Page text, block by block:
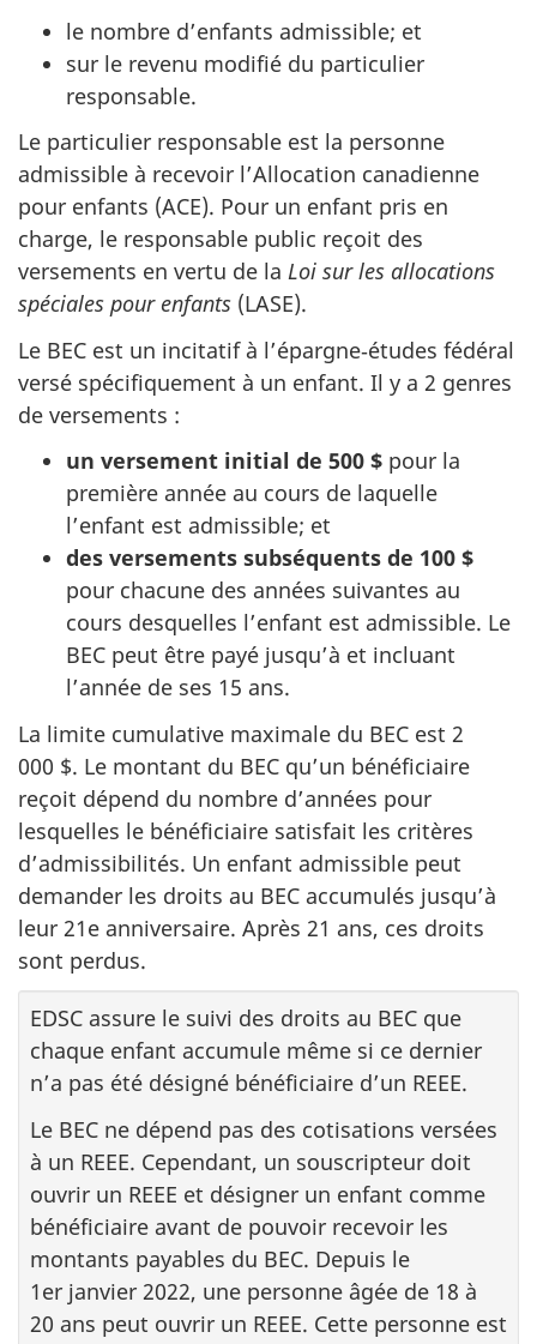
le nombre d’enfants admissible; et
sur le revenu modifié du particulier
responsable.
Le particulier responsable est la personne
admissible à recevoir l’Allocation canadienne
pour enfants (ACE). Pour un enfant pris en
charge, le responsable public reçoit des
versements en vertu de la Loi sur les allocations
spéciales pour enfants (LASE).
Le BEC est un incitatif à l’épargne‑études fédéral
versé spécifiquement à un enfant. Il y a 2 genres
de versements :
un versement initial de 500 $ pour la
première année au cours de laquelle
l’enfant est admissible; et
des versements subséquents de 100 $
pour chacune des années suivantes au
cours desquelles l’enfant est admissible. Le
BEC peut être payé jusqu’à et incluant
l’année de ses 15 ans.
La limite cumulative maximale du BEC est 2
000 $. Le montant du BEC qu’un bénéficiaire
reçoit dépend du nombre d’années pour
lesquelles le bénéficiaire satisfait les critères
d’admissibilités. Un enfant admissible peut
demander les droits au BEC accumulés jusqu’à
leur 21e anniversaire. Après 21 ans, ces droits
sont perdus.
EDSC assure le suivi des droits au BEC que
chaque enfant accumule même si ce dernier
n’a pas été désigné bénéficiaire d’un REEE.
Le BEC ne dépend pas des cotisations versées
à un REEE. Cependant, un souscripteur doit
ouvrir un REEE et désigner un enfant comme
bénéficiaire avant de pouvoir recevoir les
montants payables du BEC. Depuis le
1er janvier 2022, une personne âgée de 18 à
20 ans peut ouvrir un REEE. Cette personne est